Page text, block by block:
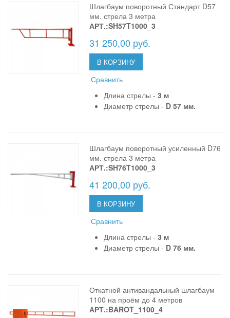
Шлагбаум поворотный Стандарт D57
мм. стрела 3 метра
АРТ.:SH57T1000_3
31 250,00 руб.
В КОРЗИНУ
Сравнить
Длина стрелы -3 м
Диаметр стрелы - D 57 мм.
Шлагбаум поворотный усиленный D76
мм. стрела 3 метра
АРТ.:SH76T1000_3
41 200,00 руб.
В КОРЗИНУ
Сравнить
Длина стрелы -3 м
Диаметр стрелы - D 76 мм.
Откатной антивандальный шлагбаум
1100 на проём до 4 метров
АРТ.:BAROT_1100_4